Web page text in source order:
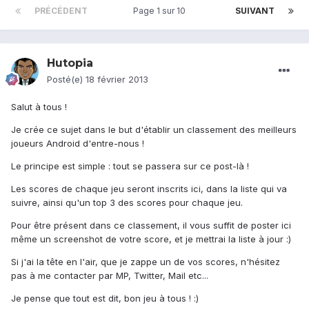
PRÉCÉDENT SUIVANT
Page 1 sur 10
Hutopia
Posté(e) 18 février 2013
Salut à tous !
Je crée ce sujet dans le but d'établir un classement des meilleurs
joueurs Android d'entre-nous !
Le principe est simple : tout se passera sur ce post-là !
Les scores de chaque jeu seront inscrits ici, dans la liste qui va
suivre, ainsi qu'un top 3 des scores pour chaque jeu.
Pour être présent dans ce classement, il vous suffit de poster ici
même un screenshot de votre score, et je mettrai la liste à jour :)
Si j'ai la tête en l'air, que je zappe un de vos scores, n'hésitez
pas à me contacter par MP, Twitter, Mail etc...
Je pense que tout est dit, bon jeu à tous ! :)